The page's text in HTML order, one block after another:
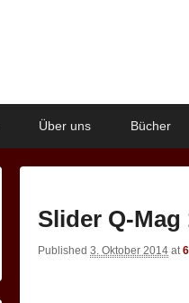
Über uns Bücher
Slider Q-Mag
Published 3. Oktober 2014 at